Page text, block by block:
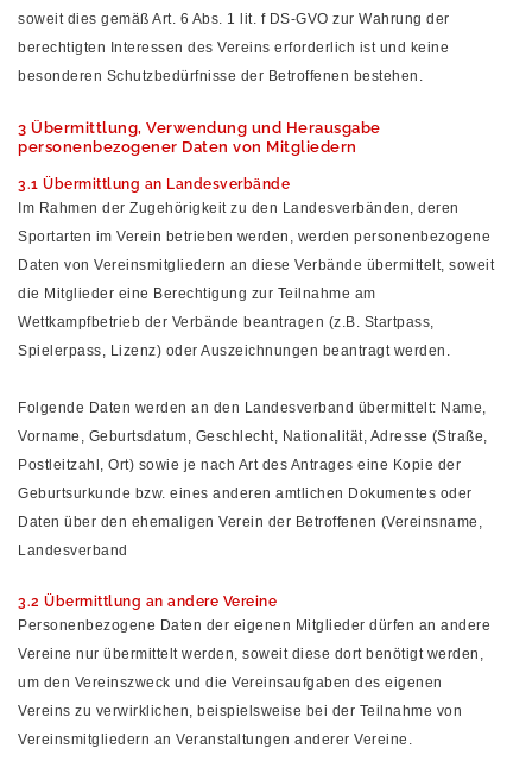
soweit dies gemäß Art. 6 Abs. 1 lit. f DS-GVO zur Wahrung der
berechtigten Interessen des Vereins erforderlich ist und keine
besonderen Schutzbedürfnisse der Betroffenen bestehen.
3 Übermittlung, Verwendung und Herausgabe
personenbezogener Daten von Mitgliedern
3.1 Übermittlung an Landesverbände
Im Rahmen der Zugehörigkeit zu den Landesverbänden, deren
Sportarten im Verein betrieben werden, werden personenbezogene
Daten von Vereinsmitgliedern an diese Verbände übermittelt, soweit
die Mitglieder eine Berechtigung zur Teilnahme am
Wettkampfbetrieb der Verbände beantragen (z.B. Startpass,
Spielerpass, Lizenz) oder Auszeichnungen beantragt werden.
Folgende Daten werden an den Landesverband übermittelt: Name,
Vorname, Geburtsdatum, Geschlecht, Nationalität, Adresse (Straße,
Postleitzahl, Ort) sowie je nach Art des Antrages eine Kopie der
Geburtsurkunde bzw. eines anderen amtlichen Dokumentes oder
Daten über den ehemaligen Verein der Betroffenen (Vereinsname,
Landesverband
3.2 Übermittlung an andere Vereine
Personenbezogene Daten der eigenen Mitglieder dürfen an andere
Vereine nur übermittelt werden, soweit diese dort benötigt werden,
um den Vereinszweck und die Vereinsaufgaben des eigenen
Vereins zu verwirklichen, beispielsweise bei der Teilnahme von
Vereinsmitgliedern an Veranstaltungen anderer Vereine.